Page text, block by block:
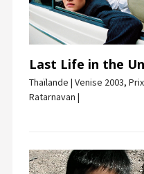
Last Life in the
Thaïlande | Venise 2003,
Ratarnavan |